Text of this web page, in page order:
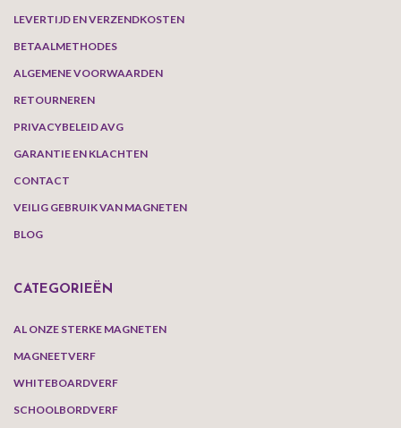
LEVERTIJD EN VERZENDKOSTEN
BETAALMETHODES
ALGEMENE VOORWAARDEN
RETOURNEREN
PRIVACYBELEID AVG
GARANTIE EN KLACHTEN
CONTACT
VEILIG GEBRUIK VAN MAGNETEN
BLOG
CATEGORIEËN
AL ONZE STERKE MAGNETEN
MAGNEETVERF
WHITEBOARDVERF
SCHOOLBORDVERF